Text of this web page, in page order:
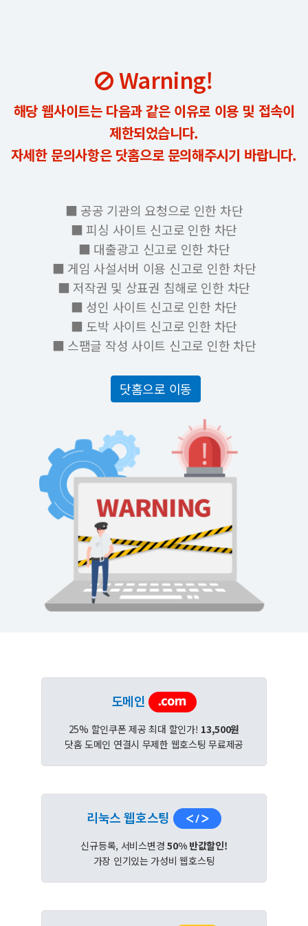
Warning!
해당 웹사이트는 다음과 같은 이유로 이용 및 접속이
제한되었습니다.
자세한 문의사항은 닷홈으로 문의해주시기 바랍니다.
■ 공공 기관의 요청으로 인한 차단
■ 피싱 사이트 신고로 인한 차단
■ 대출광고 신고로 인한 차단
■ 게임 사설서버 이용 신고로 인한 차단
■ 저작권 및 상표권 침해로 인한 차단
■ 성인 사이트 신고로 인한 차단
■ 도박 사이트 신고로 인한 차단
■ 스팸글 작성 사이트 신고로 인한 차단
닷홈으로 이동
도메인
25% 할인쿠폰 제공 최대 할인가! 13,500원
닷홈 도메인 연결시 무제한 웹호스팅 무료제공
리눅스 웹호스팅
신규등록, 서비스변경50% 반값할인!
가장 인기있는 가성비 웹호스팅